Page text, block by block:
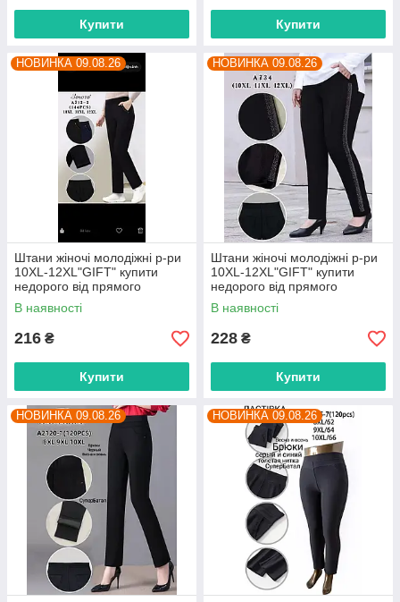
Купити Купити
НОВИНКА 09.08.26
Штани жіночі молодіжні р-ри
10XL-12XL"GIFT" купити
недорого від прямого
постачальника
В наявності
216 ₴
Купити
НОВИНКА 09.08.26
Штани жіночі молодіжні р-ри
10XL-12XL"GIFT" купити
недорого від прямого
постачальника
В наявності
228 ₴
Купити
НОВИНКА 09.08.26 НОВИНКА 09.08.26